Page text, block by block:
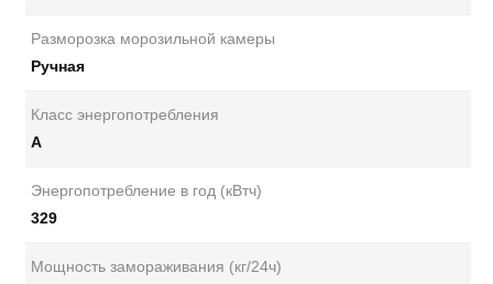
Разморозка морозильной камеры
Ручная
Класс энергопотребления
А
Энергопотребление в год (кВтч)
329
Мощность замораживания (кг/24ч)